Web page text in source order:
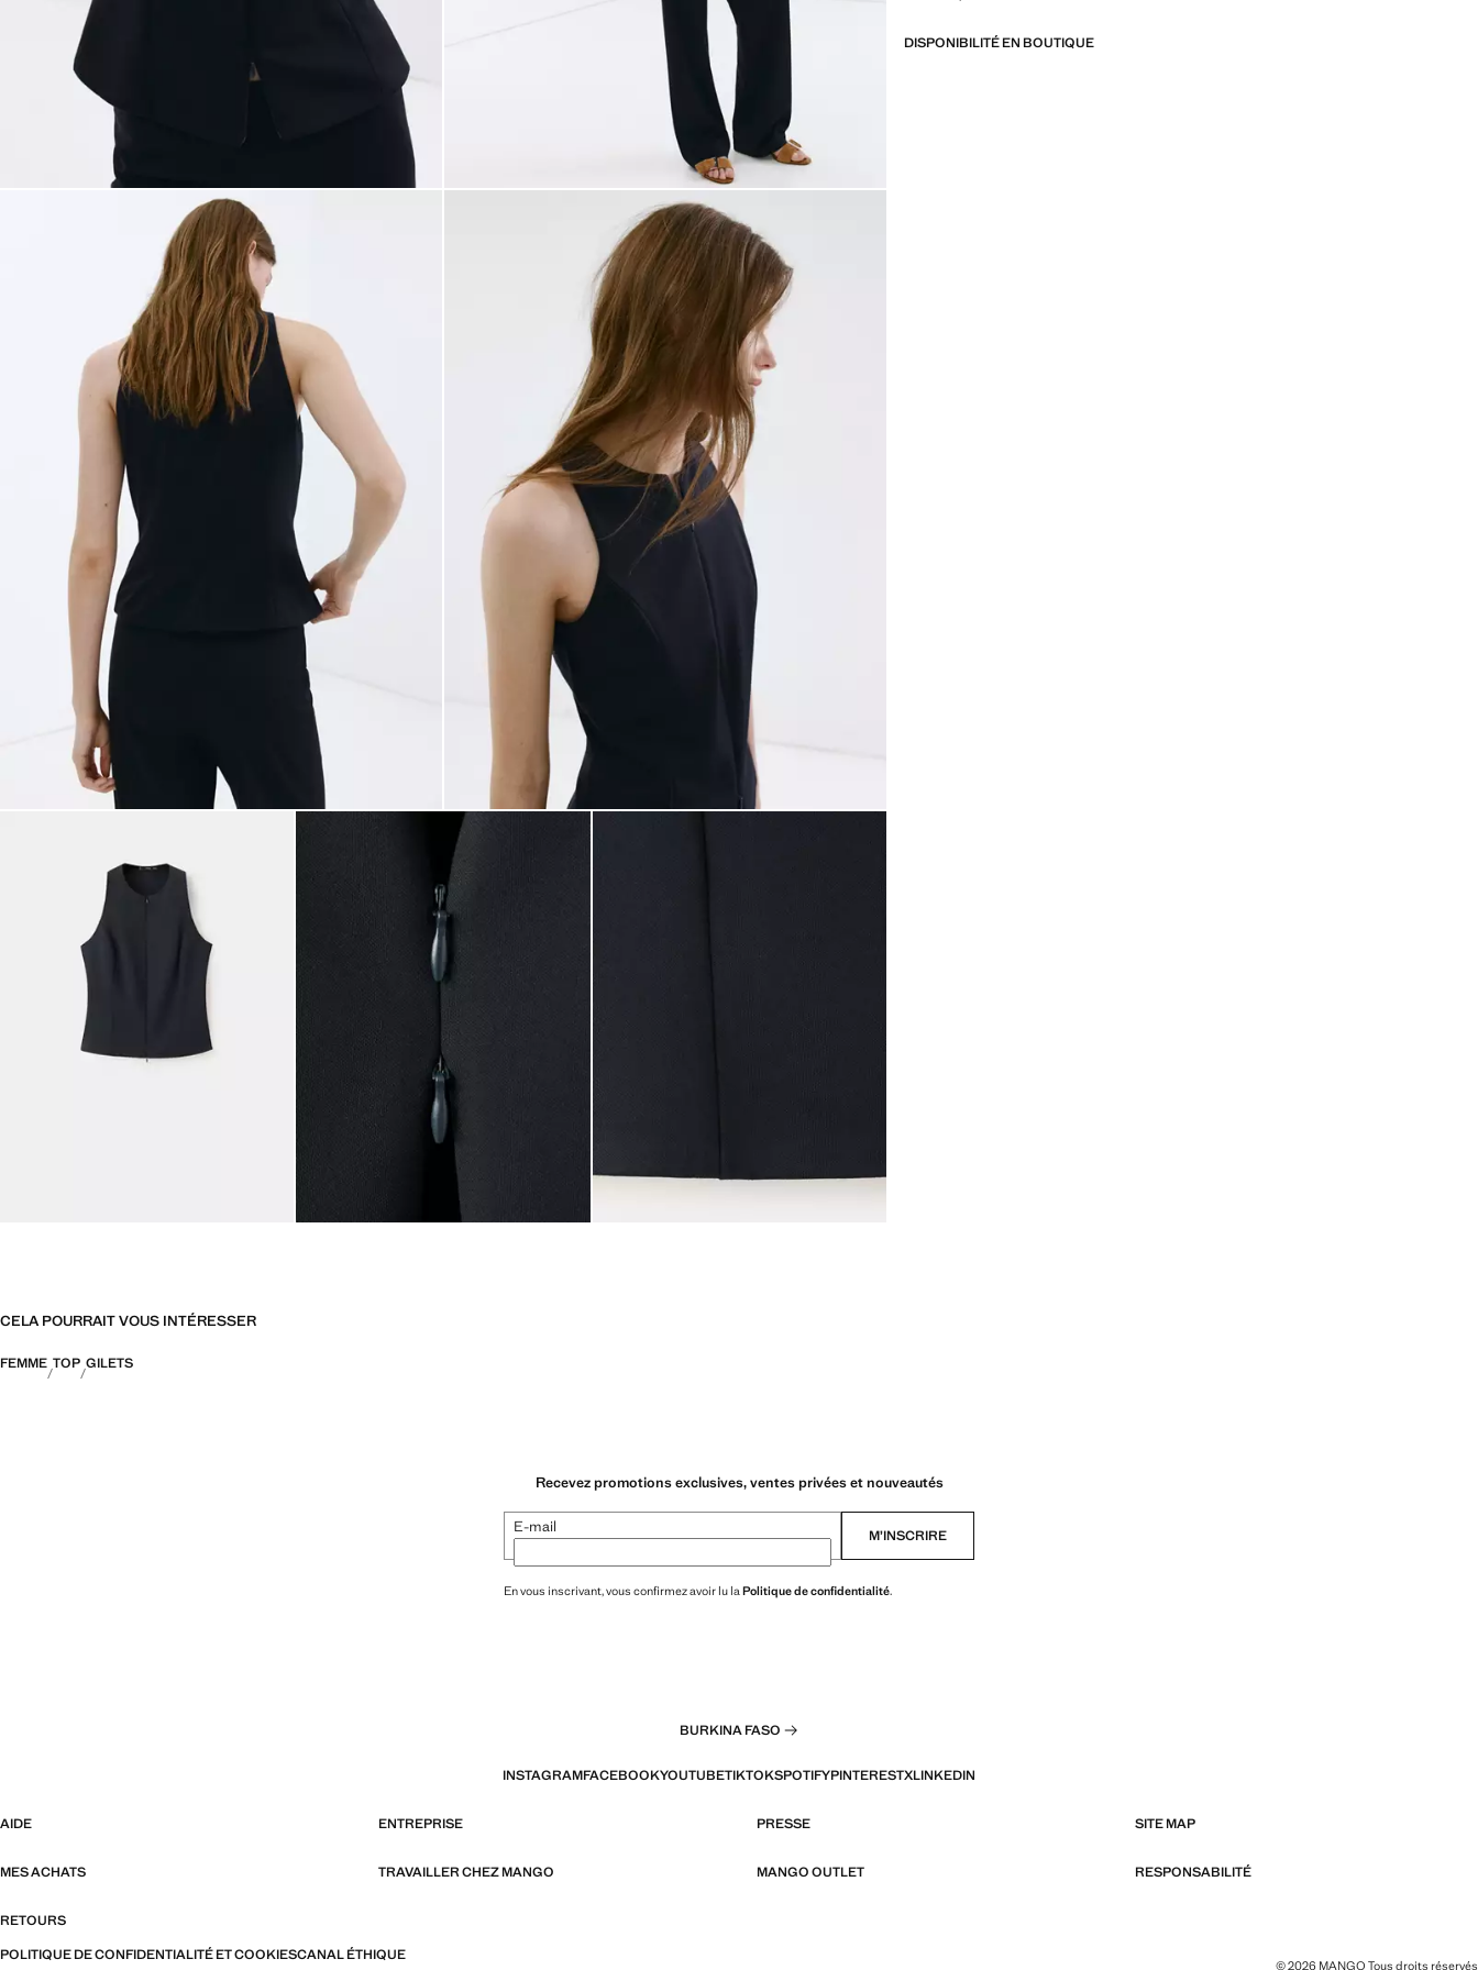
DISPONIBILITÉ EN BOUTIQUE
CELA POURRAIT VOUS INTÉRESSER
FEMME TOP GILETS
Recevez promotions exclusives, ventes privées et nouveautés
E-mail M’INSCRIRE
En vous inscrivant, vous confirmez avoir lu laPolitique de confidentialité.
BURKINA FASO
INSTAGRAMFACEBOOKYOUTUBETIKTOKSPOTIFYPINTERESTXLINKEDIN
AIDE ENTREPRISE PRESSE SITE MAP
MES ACHATS TRAVAILLER CHEZ MANGO MANGO OUTLET RESPONSABILITÉ
RETOURS
POLITIQUE DE CONFIDENTIALITÉ ET COOKIESCANAL ÉTHIQUE
© 2026 MANGO Tous droits réservés